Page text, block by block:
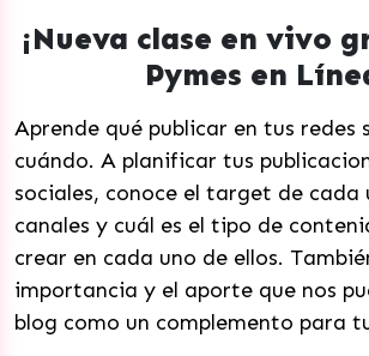
¡Nueva clase en vivo
Pymes en
Aprende qué publicar en tus redes
cuándo. A planificar tus
sociales, conoce el target de cada
canales y cuál es el tipo de
crear en cada uno de ellos.
importancia y el aporte que nos
blog como un complemento para